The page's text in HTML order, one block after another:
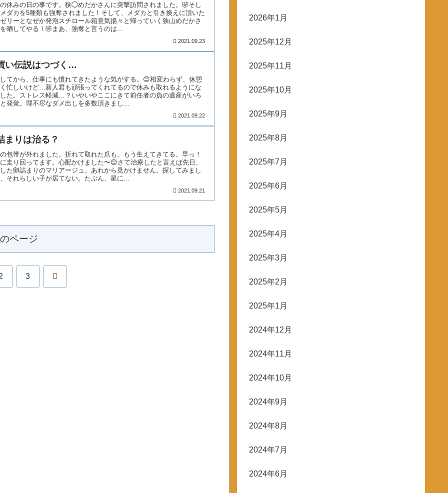
休みの日の事です。狭◯めだかさんに突撃訪問されました。🤣そし
ダカを5種類も強奪されました！そして、メダカと引き換えに頂いた
リーとなぜか発泡スチロール箱意気揚々と帰っていく狭山めだかさ
晒してやる！🤣まあ、強奪と言うのは...
2021.09.23
い伝説はつづく…
てから、仕事にも慣れてきたような気がする。😊相変わらず、休憩
忙しいけど…新人君も頑張ってくれてるので休みも取れるようにな
た。ストレス軽減…？いやいやここにきて前任者の負の遺産がいろ
発覚。理不尽なダメ出しを多数頂きまし...
2021.09.22
まりは治る？
包帯が外れました。折れて取れた爪も、もう生えてきてる。早っ！
走り回ってます。心配かけました〜😊さて治療したと言えば先日、
た卵詰まりのマリアージュ。あれから見かけません。探してみまし
それらしい子が居てない。たぶん、星に...
2021.09.21
ページ
3 次
2026年1月
2025年12月
2025年11月
2025年10月
2025年9月
2025年8月
2025年7月
2025年6月
2025年5月
2025年4月
2025年3月
2025年2月
2025年1月
2024年12月
2024年11月
2024年10月
2024年9月
2024年8月
2024年7月
2024年6月